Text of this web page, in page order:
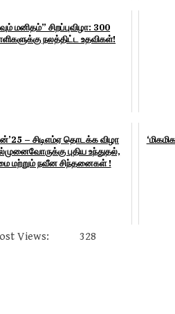
மனிதம்” சிறப்புவிழா: 300
நலத்திட்ட உதவிகள்!
– சிடிஎம்ஏ தொடக்க விழா
புதிய உந்துதல்,
மற்றும் நவீன சிந்தனைகள் !
Views: 328